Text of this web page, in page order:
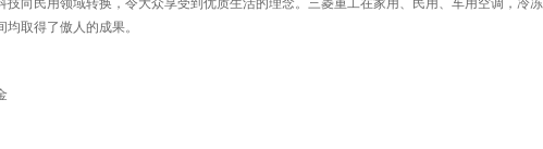
技向民用领域转换，令大众享受到优质生活的理念。三菱重工在家用、民用、车用空调，冷
均取得了傲人的成果。